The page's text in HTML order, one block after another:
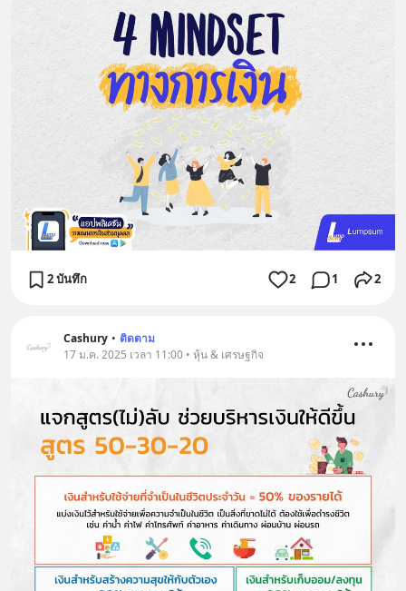
2 บันทึก 2 1 2
Cashury • ติดตาม
17 ม.ค. 2025 เวลา 11:00 • หุ้น & เศรษฐกิจ